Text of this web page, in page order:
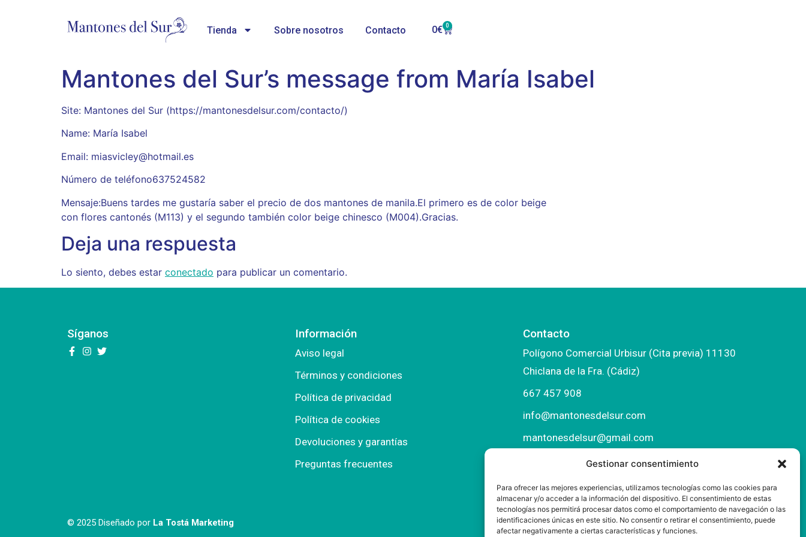
Gestionar consentimiento
Para ofrecer las mejores experiencias, utilizamos tecnologías como las cookies para
almacenar y/o acceder a la información del dispositivo. El consentimiento de estas
tecnologías nos permitirá procesar datos como el comportamiento de navegación o las
identificaciones únicas en este sitio. No consentir o retirar el consentimiento, puede
afectar negativamente a ciertas características y funciones.
Tienda Sobre nosotros Contacto 0€ 0
Mantones del Sur’s message from María Isabel
Site: Mantones del Sur (https://mantonesdelsur.com/contacto/)
Name: María Isabel
Email: miasvicley@hotmail.es
Número de teléfono637524582
Mensaje:Buens tardes me gustaría saber el precio de dos mantones de manila.El primero es de color beige
con flores cantonés (M113) y el segundo también color beige chinesco (M004).Gracias.
Deja una respuesta
Lo siento, debes estar conectado para publicar un comentario.
Síganos Información
Aviso legal
Términos y condiciones
Política de privacidad
Política de cookies
Devoluciones y garantías
Preguntas frecuentes
Contacto
Polígono Comercial Urbisur (Cita previa) 11130
Chiclana de la Fra. (Cádiz)
667 457 908
info@mantonesdelsur.com
mantonesdelsur@gmail.com
© 2025 Diseñado por La Tostá Marketing